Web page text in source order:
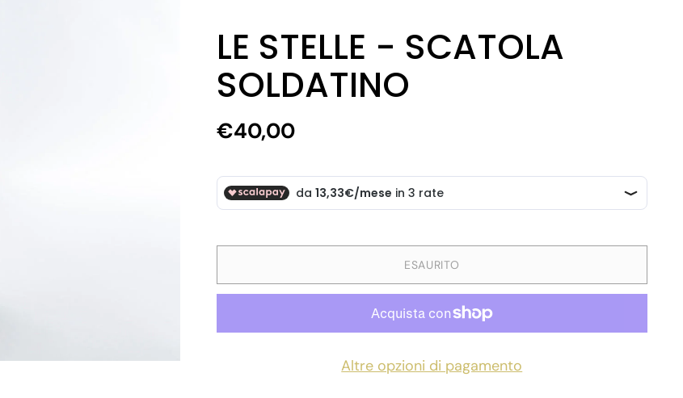
LE STELLE - SCATOLA
SOLDATINO
Prezzo
listino
€40,00
ESAURITO
Altre opzioni di pagamento